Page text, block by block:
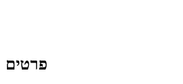
פרטים